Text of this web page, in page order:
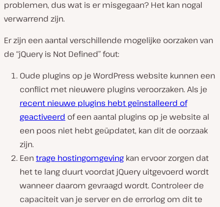
problemen, dus wat is er misgegaan? Het kan nogal
verwarrend zijn.
Er zijn een aantal verschillende mogelijke oorzaken van
de “jQuery is Not Defined” fout:
Oude plugins op je WordPress website kunnen een
conflict met nieuwere plugins veroorzaken. Als je
recent nieuwe plugins hebt geïnstalleerd of
geactiveerd of een aantal plugins op je website al
een poos niet hebt geüpdatet, kan dit de oorzaak
zijn.
Eentrage hostingomgeving kan ervoor zorgen dat
het te lang duurt voordat jQuery uitgevoerd wordt
wanneer daarom gevraagd wordt. Controleer de
capaciteit van je server en de errorlog om dit te